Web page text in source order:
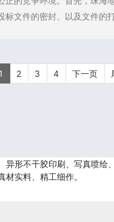
文件的密封、以及文件的
1 2 3 4 下一页
形不干胶印刷、写真喷绘
实料、精工细作。